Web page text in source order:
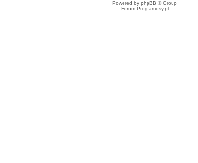
Powered by phpBB © Group
Forum Programosy.pl